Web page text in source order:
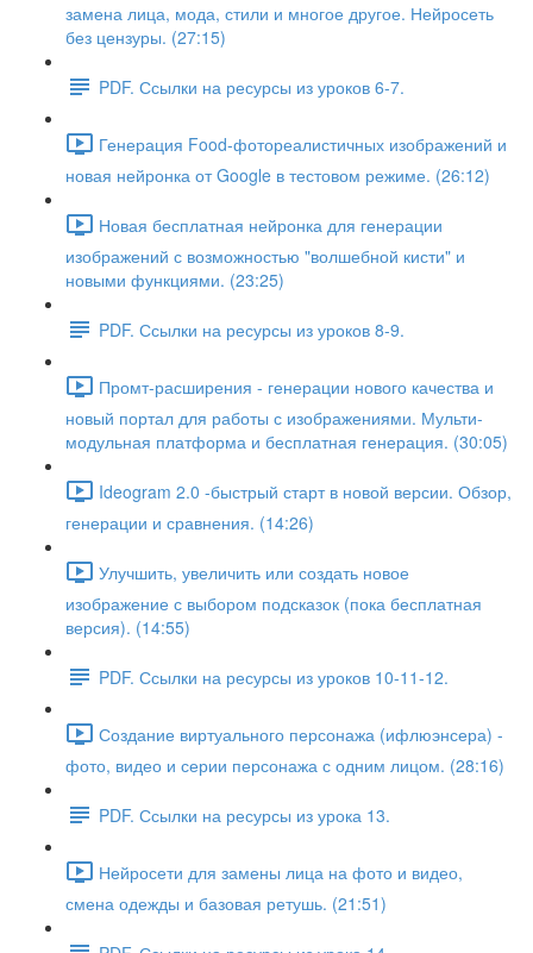
замена лица, мода, стили и многое другое. Нейросеть
без цензуры. (27:15)
PDF. Ссылки на ресурсы из уроков 6-7.
Генерация Food-фотореалистичных изображений и
новая нейронка от Google в тестовом режиме. (26:12)
Новая бесплатная нейронка для генерации
изображений с возможностью "волшебной кисти" и
новыми функциями. (23:25)
PDF. Ссылки на ресурсы из уроков 8-9.
Промт-расширения - генерации нового качества и
новый портал для работы с изображениями. Мульти-
модульная платформа и бесплатная генерация. (30:05)
Ideogram 2.0 -быстрый старт в новой версии. Обзор,
генерации и сравнения. (14:26)
Улучшить, увеличить или создать новое
изображение с выбором подсказок (пока бесплатная
версия). (14:55)
PDF. Ссылки на ресурсы из уроков 10-11-12.
Создание виртуального персонажа (ифлюэнсера) -
фото, видео и серии персонажа с одним лицом. (28:16)
PDF. Ссылки на ресурсы из урока 13.
Нейросети для замены лица на фото и видео,
смена одежды и базовая ретушь. (21:51)